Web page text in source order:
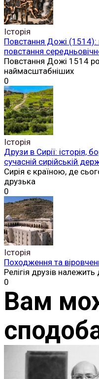
Історія
Повстання Дожі (1514):
повстання
Повстання Дожі 1514
наймасштабніших
0
Історія
Друзи в Сирії: історія,
сучасній сирійській
Сирія є країною, де
друзька
0
Історія
Походження та
Релігія друзів
0
Вам